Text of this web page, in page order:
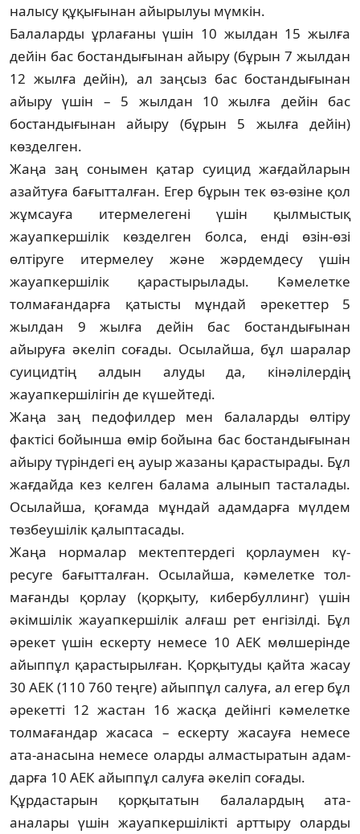
налысу құқығынан айырылуы мүмкін.
Балаларды ұрлағаны үшін 10 жылдан 15 жылға
дейін бас бостандығынан айыру (бұ­рын 7 жылдан
12 жылға дейін), ал заңсыз бас бостандығынан
айыру үшін – 5 жылдан 10 жылға дейін бас
бостандығынан айыру (бұ­рын 5 жылға дейін)
көзделген.
Жаңа заң сонымен қатар суицид жағ­дайларын
азайтуға бағытталған. Егер бұрын тек өз-өзіне қол
жұмсауға итермелегені үшін қылмыстық
жауапкершілік көзделген болса, енді өзін-өзі
өлтіруге итермелеу және жәр­демдесу үшін
жауапкершілік қарастырылады. Кә­мелетке
толмағандарға қатысты мұндай әре­кеттер 5
жылдан 9 жылға дейін бас бос­тан­дығынан
айыруға әкеліп соғады. Осы­лай­ша, бұл шаралар
суицидтің алдын алуды да, кінәлілердің
жауапкершілігін де күшейтеді.
Жаңа заң педофилдер мен балаларды өл­тіру
фактісі бойынша өмір бойына бас бос­тандығынан
айыру түріндегі ең ауыр жа­заны қарастырады. Бұл
жағдайда кез кел­ген балама алынып тасталады.
Осылайша, қо­ғамда мұндай адамдарға мүлдем
төз­беу­шілік қалыптасады.
Жаңа нормалар мектептердегі қорлаумен кү­
ресуге бағытталған. Осылайша, кәмелетке тол­
мағанды қорлау (қорқыту, кибербуллинг) үшін
әкімшілік жауапкершілік алғаш рет ен­гізілді. Бұл
әрекет үшін ескерту немесе 10 АЕК мөлшерінде
айыппұл қарастырылған. Қор­қытуды қайта жасау
30 АЕК (110 760 тең­ге) айыппұл салуға, ал егер бұл
әрекетті 12 жастан 16 жасқа дейінгі кәмелетке
тол­ма­­­­ғандар жасаса – ескерту жасауға немесе
ата-анасына немесе оларды алмастыратын адам­­
дарға 10 АЕК айыппұл салуға әкеліп соғады.
Құрдастарын қорқытатын балалардың ата-
аналары үшін жауапкершілікті арттыру олар­ды